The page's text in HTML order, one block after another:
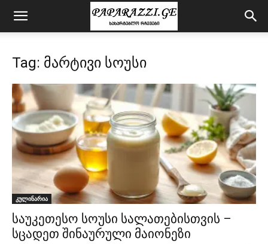
Tag: მარტივი სოუსი
კულინარია
საუკეთესო სოუსი სალათებისთვის –
სცადეთ შინაურული მაიონეზი